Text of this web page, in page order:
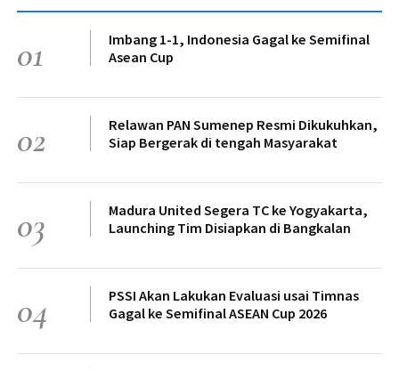
01
Imbang 1-1, Indonesia Gagal ke Semifinal
Asean Cup
02
Relawan PAN Sumenep Resmi Dikukuhkan,
Siap Bergerak di tengah Masyarakat
03
Madura United Segera TC ke Yogyakarta,
Launching Tim Disiapkan di Bangkalan
04
PSSI Akan Lakukan Evaluasi usai Timnas
Gagal ke Semifinal ASEAN Cup 2026